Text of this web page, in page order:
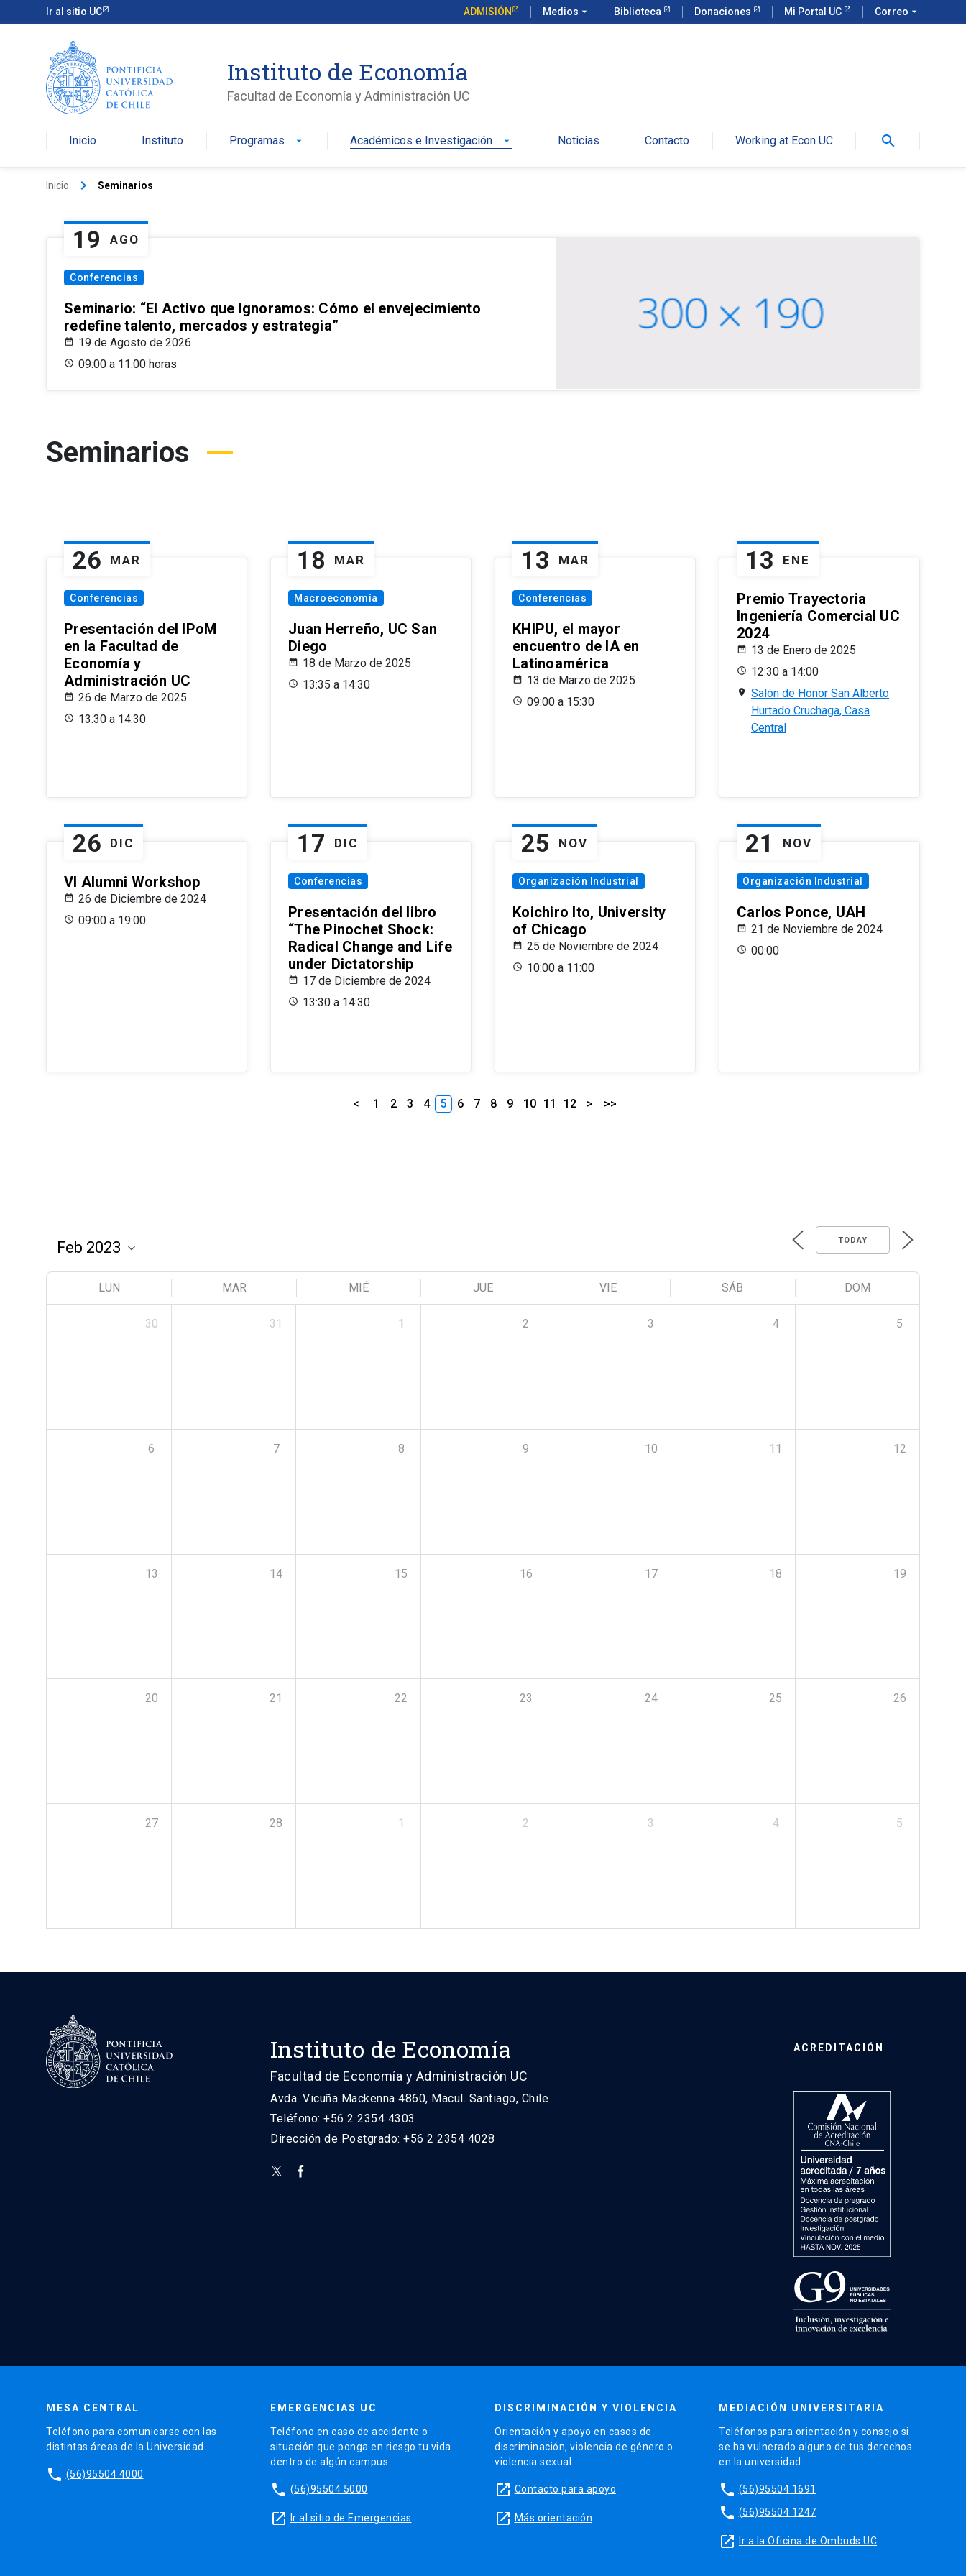
Ir al sitio UC ADMISIÓN Medios arrow_drop_down Biblioteca Donaciones Mi Portal UC Correo arrow_drop_down
Instituto de Economía
Facultad de Economía y Administración UC
Inicio Instituto Programas arrow_drop_down Académicos e Investigación arrow_drop_down Noticias Contacto Working at Econ UC search
Inicio keyboard_arrow_right Seminarios
19 AGO
Conferencias
Seminario: “El Activo que Ignoramos: Cómo el envejecimiento
redefine talento, mercados y estrategia”
19 de Agosto de 2026
09:00 a 11:00 horas
Seminarios
26 MAR
Conferencias
Presentación del IPoM
en la Facultad de
Economía y
Administración UC
26 de Marzo de 2025
13:30 a 14:30
18 MAR
Macroeconomía
Juan Herreño, UC San
Diego
18 de Marzo de 2025
13:35 a 14:30
13 MAR
Conferencias
KHIPU, el mayor
encuentro de IA en
Latinoamérica
13 de Marzo de 2025
09:00 a 15:30
13 ENE
Premio Trayectoria
Ingeniería Comercial UC
2024
13 de Enero de 2025
12:30 a 14:00
Salón de Honor San Alberto
Hurtado Cruchaga, Casa
Central
26 DIC
VI Alumni Workshop
26 de Diciembre de 2024
09:00 a 19:00
17 DIC
Conferencias
Presentación del libro
“The Pinochet Shock:
Radical Change and Life
under Dictatorship
17 de Diciembre de 2024
13:30 a 14:30
25 NOV
Organización Industrial
Koichiro Ito, University
of Chicago
25 de Noviembre de 2024
10:00 a 11:00
21 NOV
Organización Industrial
Carlos Ponce, UAH
21 de Noviembre de 2024
00:00
< 1 2 3 4 5 6 7 8 9 10 11 12 > >>
TODAY
LUN MAR MIÉ JUE VIE SÁB DOM
30 31 1 2 3 4 5
6 7 8 9 10 11 12
13 14 15 16 17 18 19
20 21 22 23 24 25 26
27 28 1 2 3 4 5
Instituto de Economía
Facultad de Economía y Administración UC
Avda. Vicuña Mackenna 4860, Macul. Santiago, Chile
Teléfono: +56 2 2354 4303
Dirección de Postgrado: +56 2 2354 4028
ACREDITACIÓN
MESA CENTRAL
Teléfono para comunicarse con las
distintas áreas de la Universidad.
phone (56)95504 4000
EMERGENCIAS UC
Teléfono en caso de accidente o
situación que ponga en riesgo tu vida
dentro de algún campus.
phone (56)95504 5000
launch Ir al sitio de Emergencias
DISCRIMINACIÓN Y VIOLENCIA
Orientación y apoyo en casos de
discriminación, violencia de género o
violencia sexual.
launch Contacto para apoyo
launch Más orientación
MEDIACIÓN UNIVERSITARIA
Teléfonos para orientación y consejo si
se ha vulnerado alguno de tus derechos
en la universidad.
phone (56)95504 1691
phone (56)95504 1247
launch Ir a la Oficina de Ombuds UC